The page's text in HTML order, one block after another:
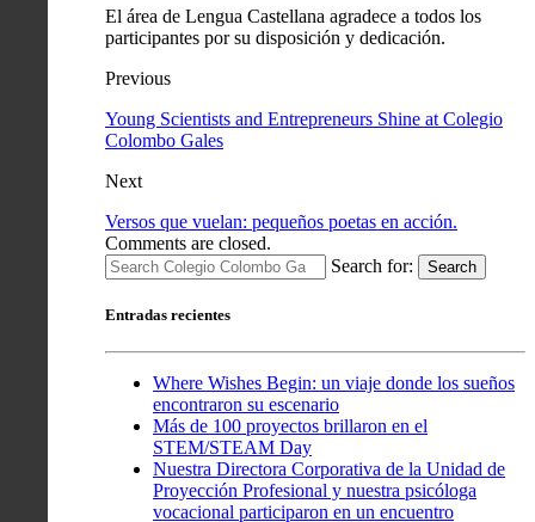
El área de Lengua Castellana agradece a todos los
participantes por su disposición y dedicación.
Previous
Young Scientists and Entrepreneurs Shine at Colegio
Colombo Gales
Next
Versos que vuelan: pequeños poetas en acción.
Comments are closed.
Search for:
Search
Entradas recientes
Where Wishes Begin: un viaje donde los sueños
encontraron su escenario
Más de 100 proyectos brillaron en el
STEM/STEAM Day
Nuestra Directora Corporativa de la Unidad de
Proyección Profesional y nuestra psicóloga
vocacional participaron en un encuentro